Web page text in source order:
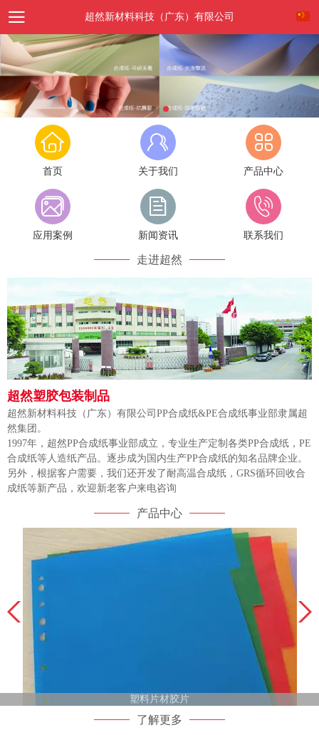
超然新材料科技（广东）有限公司
首页 关于我们 产品中心
应用案例 新闻资讯 联系我们
走进超然
超然塑胶包装制品
超然新材料科技（广东）有限公司PP合成纸&PE合成纸事业部隶属超
然集团。
1997年，超然PP合成纸事业部成立，专业生产定制各类PP合成纸，PE
合成纸等人造纸产品。逐步成为国内生产PP合成纸的知名品牌企业。
另外，根据客户需要，我们还开发了耐高温合成纸，GRS循环回收合
成纸等新产品，欢迎新老客户来电咨询
产品中心
塑料片材胶片
了解更多